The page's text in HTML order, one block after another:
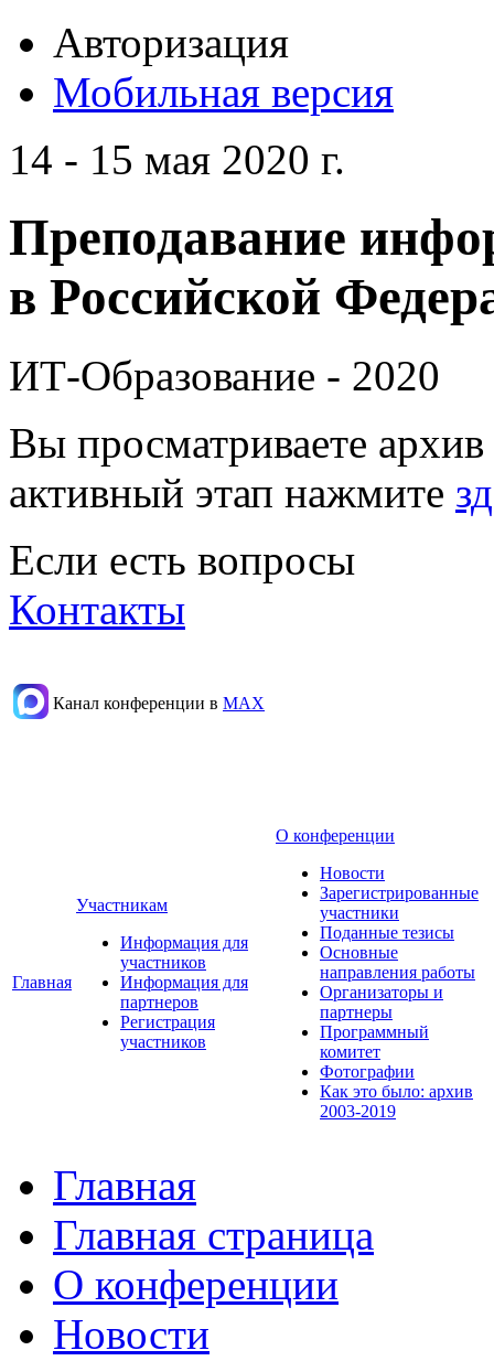
Авторизация
Мобильная версия
14 - 15 мая 2020 г.
Преподавание
в Российской
ИТ-Образование - 2020
Вы просматриваете
активный этап нажмите
Если есть вопросы
Контакты
Канал конференции в МАХ
Главная
Участникам
Информация для
участников
Информация для
партнеров
Регистрация
участников
О конференции
Новости
Зарегистрированные
участники
Поданные тезисы
Основные
направления работы
Организаторы и
партнеры
Программный
комитет
Фотографии
Как это было: архив
2003-2019
Главная
Главная страница
О конференции
Новости